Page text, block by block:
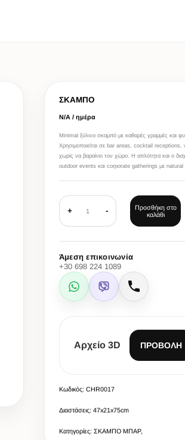
ΣΚΑΜΠΟ
Ν/Α / ημέρα
Minimal ξύλινο σκαμπό με καθαρές γραμμές και
Χρησιμοποιείται σε bar areas, cocktail
χωρίς να βαραίνει τον χώρο. Η απλότητα και ο
outdoor events και corporate gatherings με natural
+ 1 -
Προσθήκη στο
καλάθι
Άμεση επικοινωνία
+30 698 224 1089
WhatsApp
Viber Κλήση
Αρχείο 3D ΠΡΟΒΟΛΉ
Κωδικός: CHR0017
Διαστάσεις: 47x21x75cm
Κατηγορίες: ΣΚΑΜΠΟ ΜΠΑΡ,